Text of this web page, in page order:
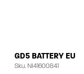
GD5 BATTERY EU
Sku.NI41600841